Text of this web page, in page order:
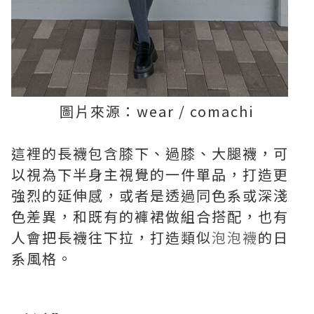
圖片來源：wear / comachi
這裡的長襪包含膝下、過膝、大腿襪，可
以視為下半身主視覺的一件單品，打造更
強烈的延伸感，或者是透過同色系或深淺
色差異，和既有的褲裙做組合搭配，也有
人會把長襪往下拉，打造類似泡泡襪的日
系風格。